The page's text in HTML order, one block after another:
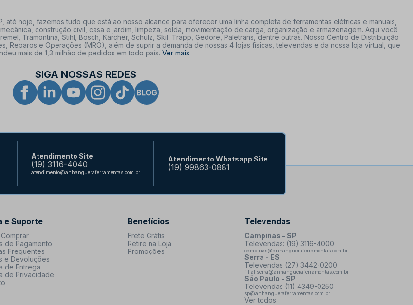
até hoje, fazemos tudo que está ao nosso alcance para oferecer uma linha completa de ferramentas elétricas e manuais,
construção civil, casa e jardim, limpeza, solda, movimentação de carga, organização e armazenagem. Aqui você
Tramontina, Stihl, Bosch, Kärcher, Schulz, Skil, Trapp, Gedore, Paletrans, dentre outras. Nosso Centro de Distribuição
Reparos e Operações (MRO), além de suprir a demanda de nossas 4 lojas físicas, televendas e da nossa loja virtual, que
mais de 1,3 milhão de pedidos em todo país. Ver mais
SIGA NOSSAS REDES
Atendimento Site
(19) 3116-4040
atendimento@anhangueraferramentas.com.br
Atendimento Whatsapp Site
(19) 99863-0881
e Suporte
de Pagamento
Frequentes
e Devoluções
de Entrega
de Privacidade
Benefícios
Frete Grátis
Retire na Loja
Promoções
Televendas
Campinas - SP
Televendas: (19) 3116-4000
campinas@anhangueraferramentas.com.br
Serra - ES
Televendas (27) 3442-0200
filial.serra@anhangueraferramentas.com.br
São Paulo - SP
Televendas (11) 4349-0250
sp@anhangueraferramentas.com.br
Ver todos